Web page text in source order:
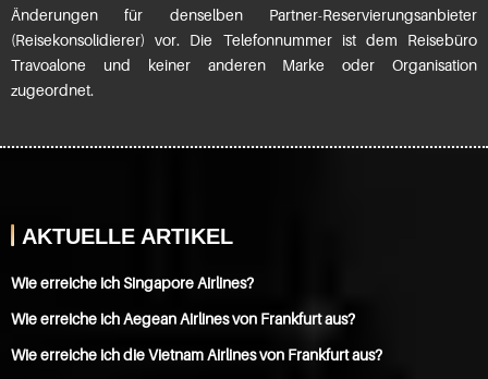
Änderungen für denselben Partner-Reservierungsanbieter
(Reisekonsolidierer) vor. Die Telefonnummer ist dem Reisebüro
Travoalone und keiner anderen Marke oder Organisation
zugeordnet.
AKTUELLE ARTIKEL
Wie erreiche ich Singapore Airlines?
Wie erreiche ich Aegean Airlines von Frankfurt aus?
Wie erreiche ich die Vietnam Airlines von Frankfurt aus?